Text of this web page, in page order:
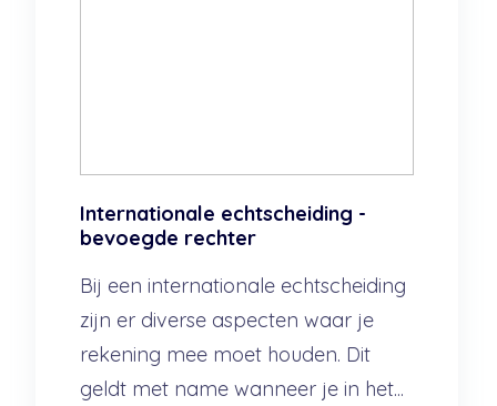
Internationale echtscheiding -
bevoegde rechter
Bij een internationale echtscheiding
zijn er diverse aspecten waar je
rekening mee moet houden. Dit
geldt met name wanneer je in het...